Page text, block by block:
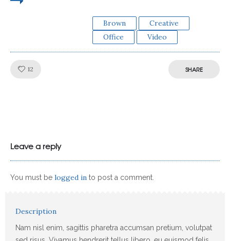
Brown
Creative
Office
Video
12 SHARE
Leave a reply
You must be logged in to post a comment.
Description
Nam nisl enim, sagittis pharetra accumsan pretium, volutpat